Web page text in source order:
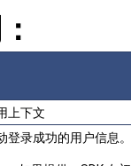
上下文
登录成功的用户信息